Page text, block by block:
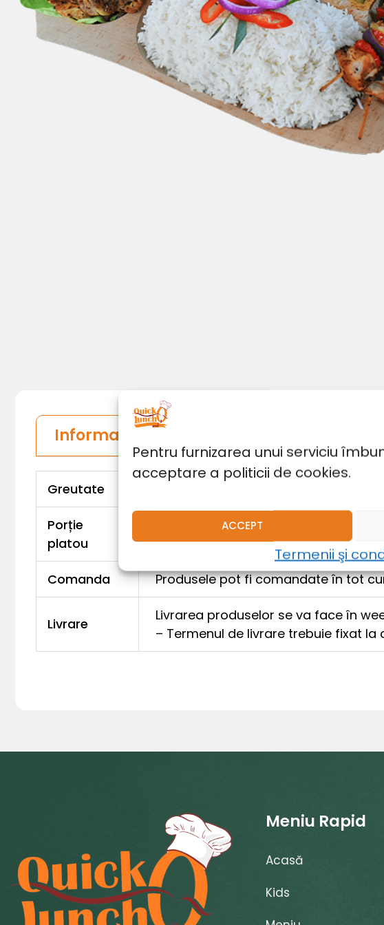
Pentru furnizarea unui serviciu
acceptare a politicii de cookies.
ACCEPT
Termenii şi
Informații de comandă și livare
Greutate
Porție
platou
4 persoane, 6 persoane
Comanda Produsele pot fi comandate în tot
Livrare
Livrarea produselor se va face în
– Termenul de livrare trebuie fixat la
Meniu Rapid
Acasă
Kids